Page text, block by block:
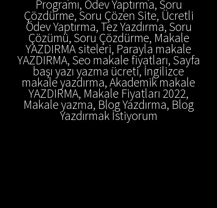
Programı, Ödev Yaptırma, Soru
Çözdürme, Soru Çözen Site, Ücretli
Ödev Yaptırma, Tez Yazdırma, Soru
Çözümü, Soru Çözdürme, Makale
YAZDIRMA siteleri, Parayla makale
YAZDIRMA, Seo makale fiyatları, Sayfa
başı yazı yazma ücreti, İngilizce
makale yazdırma, Akademik makale
YAZDIRMA, Makale Fiyatları 2022,
Makale yazma, Blog Yazdırma, Blog
Yazdırmak İstiyorum